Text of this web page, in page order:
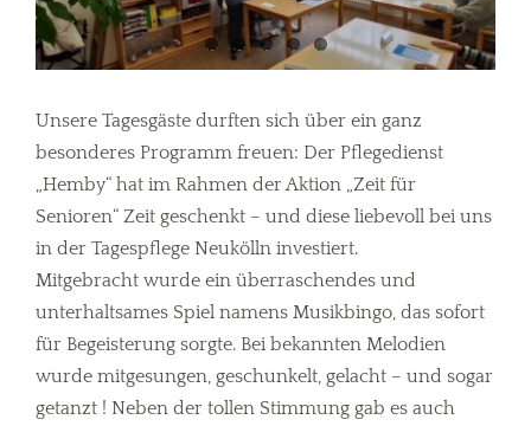
Unsere Tagesgäste durften sich über ein ganz
besonderes Programm freuen: Der Pflegedienst
„Hemby“ hat im Rahmen der Aktion „Zeit für
Senioren“ Zeit geschenkt – und diese liebevoll bei uns
in der Tagespflege Neukölln investiert.
Mitgebracht wurde ein überraschendes und
unterhaltsames Spiel namens Musikbingo, das sofort
für Begeisterung sorgte. Bei bekannten Melodien
wurde mitgesungen, geschunkelt, gelacht – und sogar
getanzt ! Neben der tollen Stimmung gab es auch